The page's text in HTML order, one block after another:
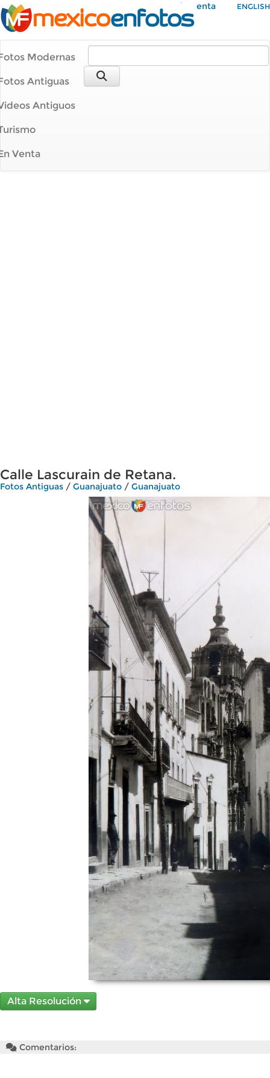
Mi Cuenta ENGLISH
Modernas
Antiguas
Antiguos
Venta
Calle Lascurain de Retana.
Fotos Antiguas / Guanajuato / Guanajuato
Alta Resolución
Comentarios: